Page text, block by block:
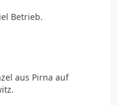
Betrieb.
aus Pirna auf